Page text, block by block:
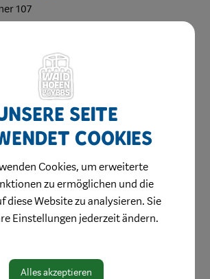
107
Abgaben, Controlling
Seite
Cookies
Cookies, um erweiterte
zu ermöglichen und die
diese Website zu analysieren. Sie
Einstellungen jederzeit ändern.
Alles akzeptieren